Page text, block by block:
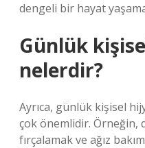
dengeli bir hayat
Günlük
nelerdir?
Ayrıca, günlük kişisel
çok önemlidir. Örneğin,
fırçalamak ve ağız